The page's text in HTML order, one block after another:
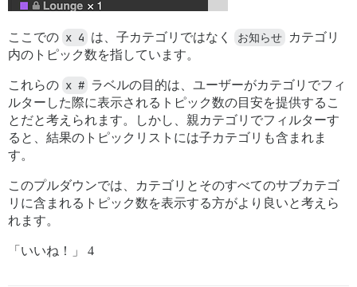
ここでの x 4 は、子カテゴリではなく お知らせ カテゴリ
内のトピック数を指しています。
これらの x # ラベルの目的は、ユーザーがカテゴリでフィ
ルターした際に表示されるトピック数の目安を提供するこ
とだと考えられます。しかし、親カテゴリでフィルターす
ると、結果のトピックリストには子カテゴリも含まれま
す。
このプルダウンでは、カテゴリとそのすべてのサブカテゴ
リに含まれるトピック数を表示する方がより良いと考えら
れます。
「いいね！」 4